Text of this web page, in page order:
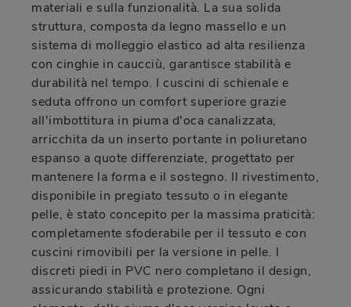
materiali e sulla funzionalità. La sua solida
struttura, composta da legno massello e un
sistema di molleggio elastico ad alta resilienza
con cinghie in caucciù, garantisce stabilità e
durabilità nel tempo. I cuscini di schienale e
seduta offrono un comfort superiore grazie
all'imbottitura in piuma d'oca canalizzata,
arricchita da un inserto portante in poliuretano
espanso a quote differenziate, progettato per
mantenere la forma e il sostegno. Il rivestimento,
disponibile in pregiato tessuto o in elegante
pelle, è stato concepito per la massima praticità:
completamente sfoderabile per il tessuto e con
cuscini rimovibili per la versione in pelle. I
discreti piedi in PVC nero completano il design,
assicurando stabilità e protezione. Ogni